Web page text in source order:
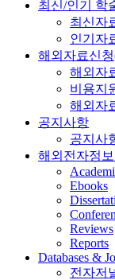
최신/인기 학
최신자
인기자
해외자료신
해외자
비용지
해외자
공지사항
공지사
해외전자정
Ebooks
Reviews
Reports
Databases &
전자저